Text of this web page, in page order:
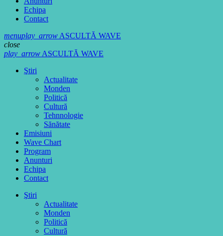
Echipa
Contact
menuplay_arrowASCULTĂ WAVE
close
play_arrowASCULTĂ WAVE
Ştiri
Actualitate
Monden
Politică
Cultură
Tehnnologie
Sănătate
Emisiuni
Wave Chart
Program
Anunturi
Echipa
Contact
Ştiri
Actualitate
Monden
Politică
Cultură